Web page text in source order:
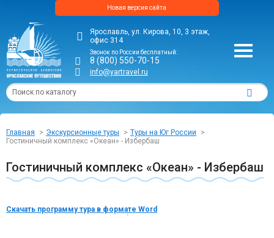
Новая версия сайта
Ярославль, ул. Кирова, 10, 3 этаж,
офис 314
Звонок по России бесплатный:
8 (800) 550-70-15
info@yartravel.ru
Главная Экскурсионные туры
Туры на Юг России
Гостиничный комплекс «Океан» - Избербаш
Гостиничный комплекс «Океан» - Избербаш
Скачать программу тура в формате Word